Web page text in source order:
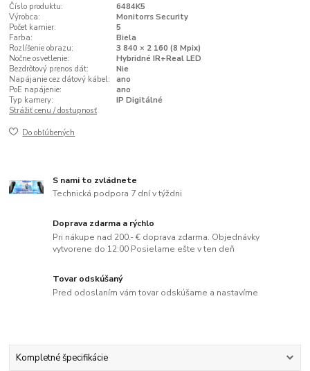
Číslo produktu:
6484K5
Výrobca:
Monitorrs Security
Počet kamier:
5
Farba:
Biela
Rozlíšenie obrazu:
3 840 × 2 160 (8 Mpix)
Nočne osvetlenie:
Hybridné IR+Real LED
Bezdrôtový prenos dát:
Nie
Napájanie cez dátový kábel:
ano
PoE napájenie:
ano
Typ kamery:
IP Digitálné
Strážiť cenu / dostupnosť
Do obľúbených
S nami to zvládnete
Technická podpora 7 dní v týždni
Doprava zdarma a rýchlo
Pri nákupe nad 200.- € doprava zdarma. Objednávky
vytvorene do 12:00 Posielame ešte v ten deň
Tovar odskúšaný
Pred odoslaním vám tovar odskúšame a nastavíme
Kompletné špecifikácie